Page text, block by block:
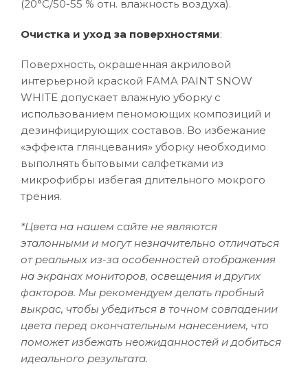
(20°C/50-55 % отн. влажность воздуха).
Очистка и уход за поверхностями:
Поверхность, окрашенная акриловой
интерьерной краской FAMA PAINT SNOW
WHITE допускает влажную уборку с
использованием пеномоющих композиций и
дезинфицирующих составов. Во избежание
«эффекта глянцевания» уборку необходимо
выполнять бытовыми салфетками из
микрофибры избегая длительного мокрого
трения.
*Цвета на нашем сайте не являются
эталонными и могут незначительно отличаться
от реальных из-за особенностей отображения
на экранах мониторов, освещения и других
факторов. Мы рекомендуем делать пробный
выкрас, чтобы убедиться в точном совпадении
цвета перед окончательным нанесением, что
поможет избежать неожиданностей и добиться
идеального результата.